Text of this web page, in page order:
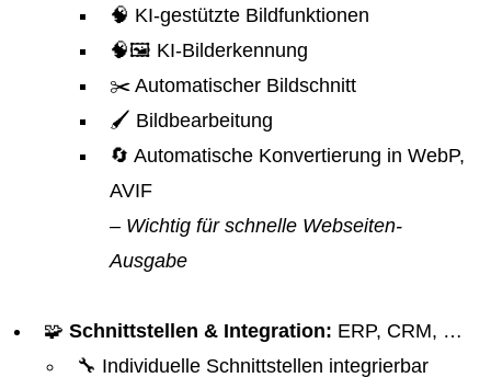
🧠 KI-gestützte Bildfunktionen
🧠🖼️ KI-Bilderkennung
✂️ Automatischer Bildschnitt
🖌️ Bildbearbeitung
🔄 Automatische Konvertierung in WebP,
AVIF
– Wichtig für schnelle Webseiten-
Ausgabe
🧩 Schnittstellen & Integration: ERP, CRM, …
🔧 Individuelle Schnittstellen integrierbar